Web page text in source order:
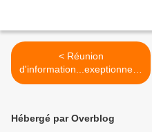
< Réunion
d'information...exeptionnelle
!
Hébergé par Overblog